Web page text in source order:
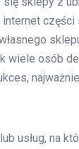
wiele osób
usług, na